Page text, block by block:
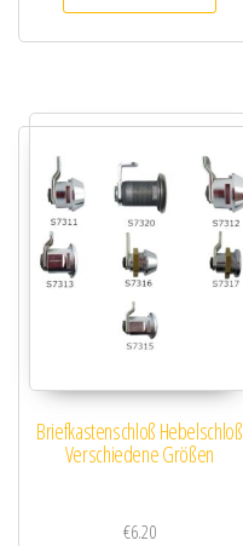
Briefkastenschloß Hebelschloß
Verschiedene Größen
€6.20